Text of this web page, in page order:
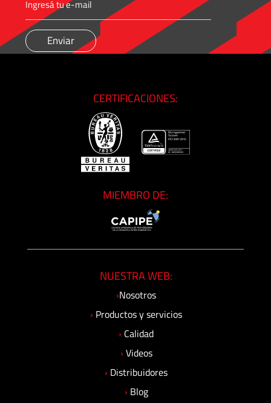
CERTIFICACIONES:
MIEMBRO DE:
NUESTRA WEB:
›Nosotros
› Productos y servicios
› Calidad
› Videos
› Distribuidores
› Blog